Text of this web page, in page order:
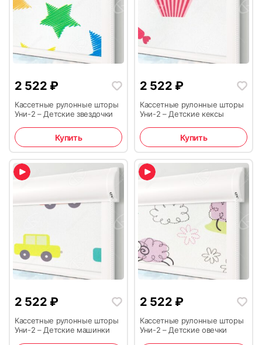
2 522 ₽
Кассетные рулонные шторы
Уни-2 – Детские звездочки
Купить
2 522 ₽
Кассетные рулонные шторы
Уни-2 – Детские кексы
Купить
2 522 ₽
Кассетные рулонные шторы
Уни-2 – Детские машинки
2 522 ₽
Кассетные рулонные шторы
Уни-2 – Детские овечки